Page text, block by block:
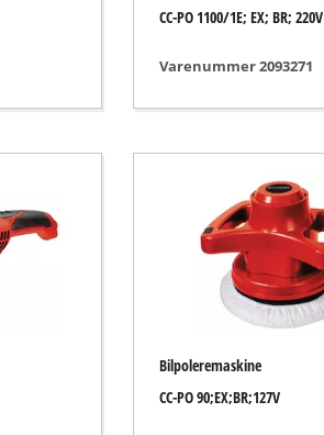
CC-PO 1100/1E; EX; BR; 220V
Varenummer 2093271
Bilpoleremaskine
CC-PO 90;EX;BR;127V